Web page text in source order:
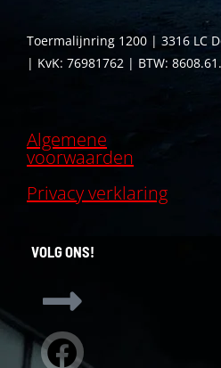
Toermalijnring 1200 | 3316 LC
| KvK: 76981762 | BTW:
Algemene
voorwaarden
Privacy verklaring
VOLG ONS!
Facebook
Instagram
Linkedin